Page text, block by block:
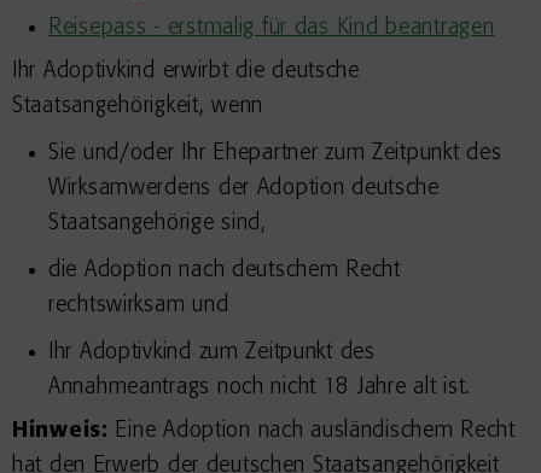
Reisepass - erstmalig für das Kind beantragen
Ihr Adoptivkind erwirbt die deutsche
Staatsangehörigkeit, wenn
Sie und/oder Ihr Ehepartner zum Zeitpunkt des
Wirksamwerdens der Adoption deutsche
Staatsangehörige sind,
die Adoption nach deutschem Recht
rechtswirksam und
Ihr Adoptivkind zum Zeitpunkt des
Annahmeantrags noch nicht 18 Jahre alt ist.
Hinweis: Eine Adoption nach ausländischem Recht
hat den Erwerb der deutschen Staatsangehörigkeit